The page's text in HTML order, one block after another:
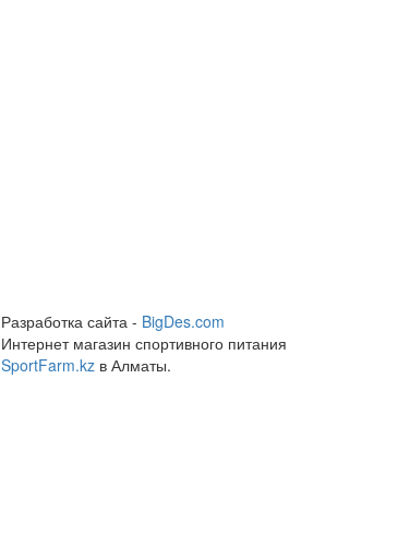
Разработка сайта - BigDes.com
Интернет магазин спортивного питания
SportFarm.kzв Алматы.